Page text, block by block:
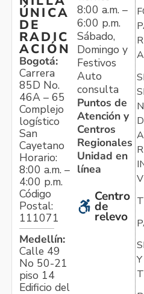
ÚNICA
DE
RADIC
ACIÓN
Bogotá:
Carrera
85D No.
46A – 65
Complejo
logístico
San
Cayetano
Horario:
8:00 a.m. –
4:00 p.m.
Código
Postal:
111071
Medellín:
Calle 49
No 50-21
piso 14
Edificio del
8:00 a.m. –
6:00 p.m.
Sábado,
Domingo y
Festivos
Auto
consulta
Puntos de
Atención y
Centros
Regionales
Unidad en
línea
Centro
de
relevo
Y